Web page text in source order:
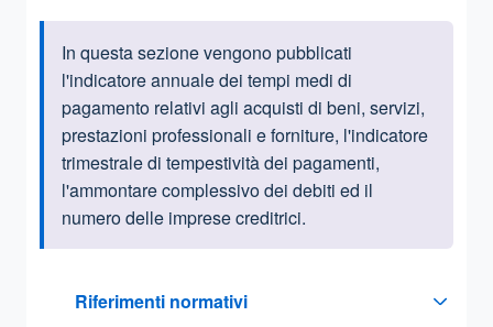
Informazioni introduttive
In questa sezione vengono pubblicati
l'indicatore annuale dei tempi medi di
pagamento relativi agli acquisti di beni, servizi,
prestazioni professionali e forniture, l'indicatore
trimestrale di tempestività dei pagamenti,
l'ammontare complessivo dei debiti ed il
numero delle imprese creditrici.
Riferimenti normativi
Sezione compressa